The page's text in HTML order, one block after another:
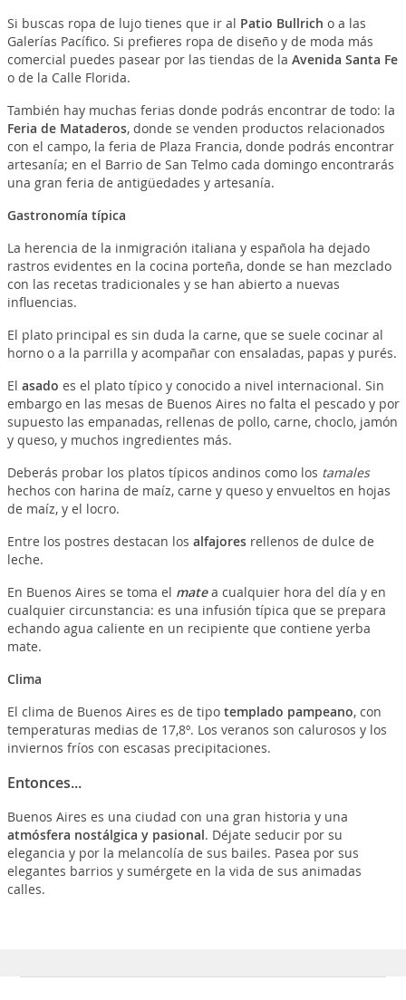
Si buscas ropa de lujo tienes que ir al Patio Bullrich o a las
Galerías Pacífico. Si prefieres ropa de diseño y de moda más
comercial puedes pasear por las tiendas de la Avenida Santa Fe
o de la Calle Florida.
También hay muchas ferias donde podrás encontrar de todo: la
Feria de Mataderos, donde se venden productos relacionados
con el campo, la feria de Plaza Francia, donde podrás encontrar
artesanía; en el Barrio de San Telmo cada domingo encontrarás
una gran feria de antigüedades y artesanía.
Gastronomía típica
La herencia de la inmigración italiana y española ha dejado
rastros evidentes en la cocina porteña, donde se han mezclado
con las recetas tradicionales y se han abierto a nuevas
influencias.
El plato principal es sin duda la carne, que se suele cocinar al
horno o a la parrilla y acompañar con ensaladas, papas y purés.
El asado es el plato típico y conocido a nivel internacional. Sin
embargo en las mesas de Buenos Aires no falta el pescado y por
supuesto las empanadas, rellenas de pollo, carne, choclo, jamón
y queso, y muchos ingredientes más.
Deberás probar los platos típicos andinos como los tamales
hechos con harina de maíz, carne y queso y envueltos en hojas
de maíz, y el locro.
Entre los postres destacan los alfajores rellenos de dulce de
leche.
En Buenos Aires se toma el matea cualquier hora del día y en
cualquier circunstancia: es una infusión típica que se prepara
echando agua caliente en un recipiente que contiene yerba
mate.
Clima
El clima de Buenos Aires es de tipo templado pampeano, con
temperaturas medias de 17,8º. Los veranos son calurosos y los
inviernos fríos con escasas precipitaciones.
Entonces...
Buenos Aires es una ciudad con una gran historia y una
atmósfera nostálgica y pasional. Déjate seducir por su
elegancia y por la melancolía de sus bailes. Pasea por sus
elegantes barrios y sumérgete en la vida de sus animadas
calles.